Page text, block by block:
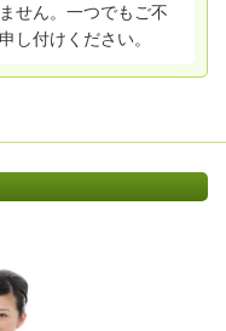
せん。一つでもご不
し付けください。